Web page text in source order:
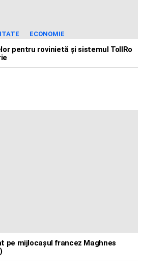
ECONOMIE
pentru rovinietă și sistemul TollRo
pe mijlocașul francez Maghnes